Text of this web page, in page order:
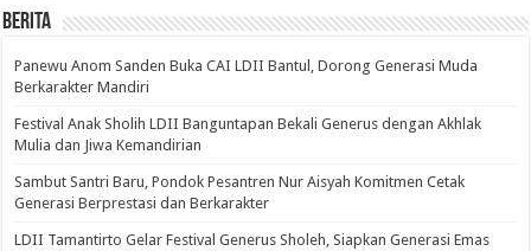
Berita
Panewu Anom Sanden Buka CAI LDII Bantul, Dorong Generasi Muda
Berkarakter Mandiri
Festival Anak Sholih LDII Banguntapan Bekali Generus dengan Akhlak
Mulia dan Jiwa Kemandirian
Sambut Santri Baru, Pondok Pesantren Nur Aisyah Komitmen Cetak
Generasi Berprestasi dan Berkarakter
LDII Tamantirto Gelar Festival Generus Sholeh, Siapkan Generasi Emas